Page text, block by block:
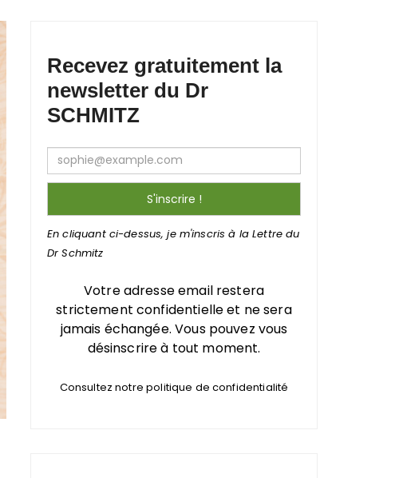
Recevez gratuitement la
newsletter du Dr
SCHMITZ
En cliquant ci-dessus, je m'inscris à la Lettre du
Dr Schmitz
Votre adresse email restera
strictement confidentielle et ne sera
jamais échangée. Vous pouvez vous
désinscrire à tout moment.
Consultez notre politique de confidentialité